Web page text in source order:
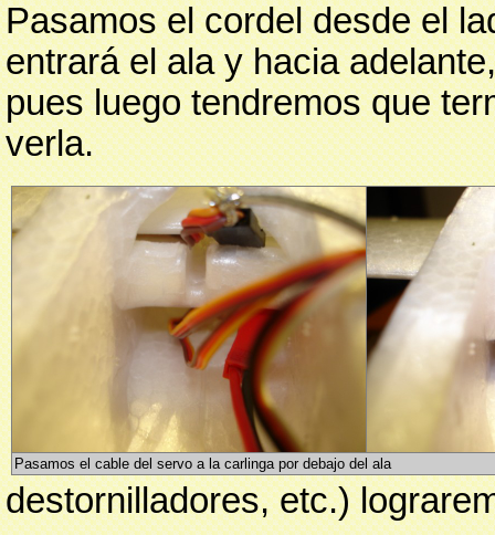
Pasamos el cordel desde el
entrará el ala y hacia
pues luego tendremos que
verla.
Pasamos el cable del servo a la carlinga por debajo del ala
destornilladores, etc.)